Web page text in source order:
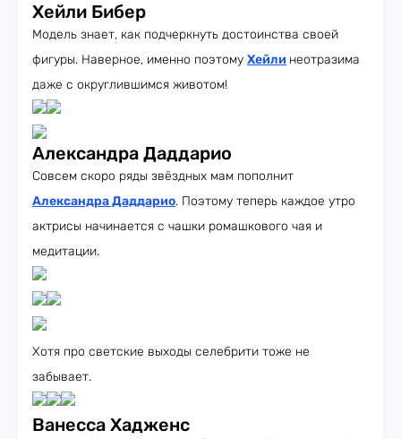
Хейли Бибер
Модель знает, как подчеркнуть достоинства своей
фигуры. Наверное, именно поэтому Хейли неотразима
даже с округлившимся животом!
Александра Даддарио
Совсем скоро ряды звёздных мам пополнит
Александра Даддарио. Поэтому теперь каждое утро
актрисы начинается с чашки ромашкового чая и
медитации.
Хотя про светские выходы селебрити тоже не
забывает.
Ванесса Хадженс